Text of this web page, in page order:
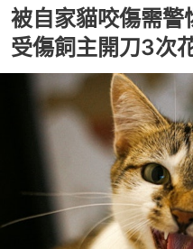
被自家貓咬傷需
受傷飼主開刀3次